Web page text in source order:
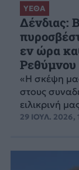
ΥΕΘΑ
Δένδιας:
εν ώρα
Ρεθύμνου
«Η σκέψη
στους
ειλικρινή
29 ΙΟΥΛ. 2026,